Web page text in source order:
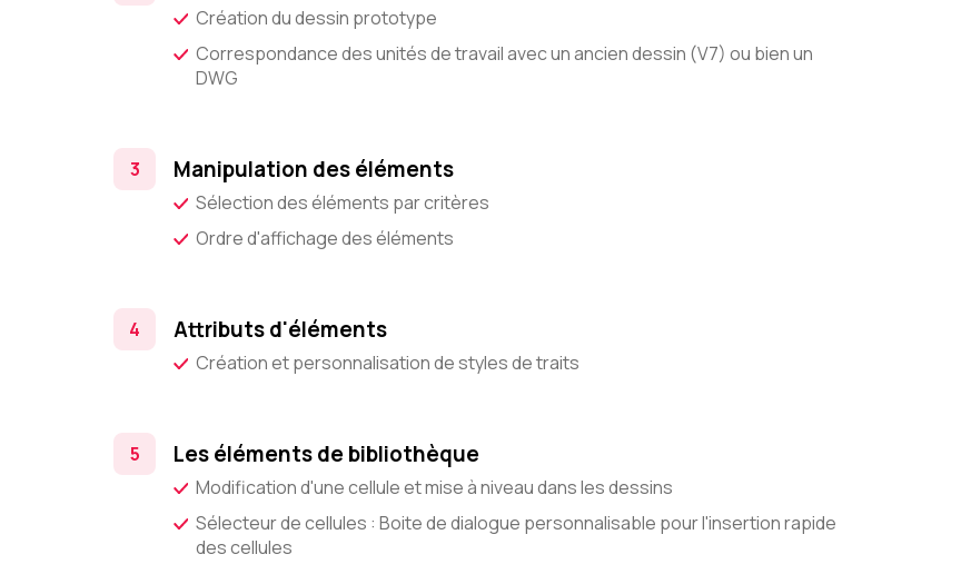
Création du dessin prototype
Correspondance des unités de travail avec un ancien dessin (V7) ou bien un
DWG
Manipulation des éléments
Sélection des éléments par critères
Ordre d'affichage des éléments
Attributs d'éléments
Création et personnalisation de styles de traits
Les éléments de bibliothèque
Modification d'une cellule et mise à niveau dans les dessins
Sélecteur de cellules : Boite de dialogue personnalisable pour l'insertion rapide
des cellules